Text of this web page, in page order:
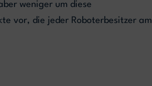
weniger um diese
vor, die jeder Roboterbesitzer am